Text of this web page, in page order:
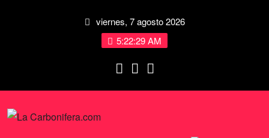
viernes, 7 agosto 2026
5:22:29 AM